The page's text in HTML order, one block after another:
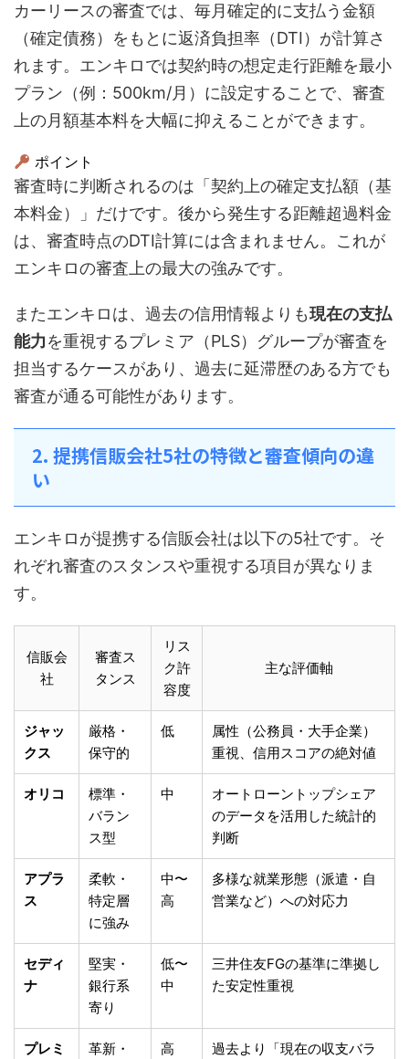
カーリースの審査では、毎月確定的に支払う金額
（確定債務）をもとに返済負担率（DTI）が計算さ
れます。エンキロでは契約時の想定走行距離を最小
プラン（例：500km/月）に設定することで、審査
上の月額基本料を大幅に抑えることができます。
ポイント
審査時に判断されるのは「契約上の確定支払額（基
本料金）」だけです。後から発生する距離超過料金
は、審査時点のDTI計算には含まれません。これが
エンキロの審査上の最大の強みです。
またエンキロは、過去の信用情報よりも現在の支払
能力を重視するプレミア（PLS）グループが審査を
担当するケースがあり、過去に延滞歴のある方でも
審査が通る可能性があります。
2. 提携信販会社5社の特徴と審査傾向の違
い
エンキロが提携する信販会社は以下の5社です。そ
れぞれ審査のスタンスや重視する項目が異なりま
す。
信販会
社
審査ス
タンス
リス
ク許
容度
主な評価軸
ジャッ
クス
厳格・
保守的
低
属性（公務員・大手企業）
重視、信用スコアの絶対値
オリコ
標準・
バラン
ス型
中
オートローントップシェア
のデータを活用した統計的
判断
アプラ
ス
柔軟・
特定層
に強み
中〜
高
多様な就業形態（派遣・自
営業など）への対応力
セディ
ナ
堅実・
銀行系
寄り
低〜
中
三井住友FGの基準に準拠し
た安定性重視
プレミ
革新・
高
過去より「現在の収支バラ